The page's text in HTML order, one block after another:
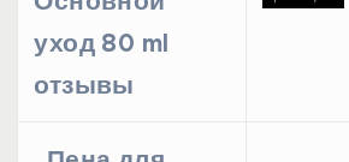
уход 80 ml
отзывы